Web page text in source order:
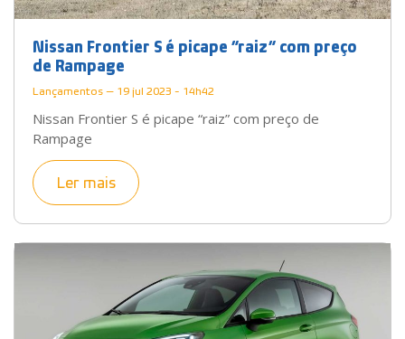
Nissan Frontier S é picape “raiz” com preço
de Rampage
Lançamentos — 19 jul 2023 - 14h42
Nissan Frontier S é picape “raiz” com preço de
Rampage
Ler mais